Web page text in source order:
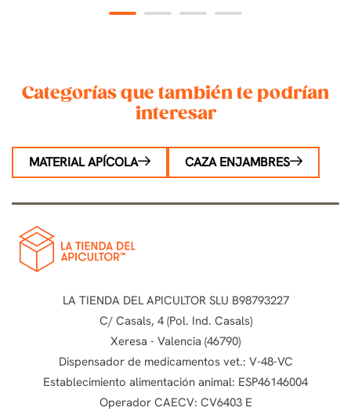
1 2 3 4
Categorías que también te podrían
interesar
MATERIAL APÍCOLA CAZA ENJAMBRES
LA TIENDA DEL APICULTOR SLU B98793227
C/ Casals, 4 (Pol. Ind. Casals)
Xeresa - Valencia (46790)
Dispensador de medicamentos vet.: V-48-VC
Establecimiento alimentación animal: ESP46146004
Operador CAECV: CV6403 E